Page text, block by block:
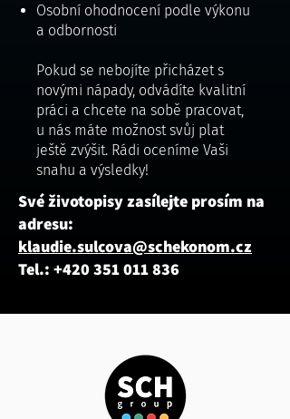
Osobní ohodnocení podle výkonu
a odbornosti
Pokud se nebojíte přicházet s
novými nápady, odvádíte kvalitní
práci a chcete na sobě pracovat,
u nás máte možnost svůj plat
ještě zvýšit. Rádi oceníme Vaši
snahu a výsledky!
Své životopisy zasílejte prosím na
adresu:
klaudie.sulcova@schekonom.cz
Tel.: +420 351 011 836